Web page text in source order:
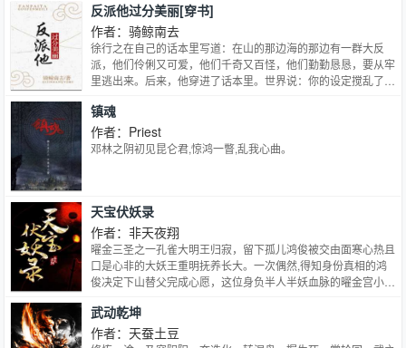
一个人么！这时候，还是小屁孩的最终BOSS魂天帝屁颠屁颠地
走来，开心地说：师傅，我成为斗者啦！-------------一个穿越成
了最终反派BOSS师傅的人调戏其他七族和萧炎的故事
反派他过分美丽[穿书]
作者：骑鲸南去
徐行之在自己的话本里写道：在山的那边海的那边有一群大反
派，他们伶俐又可爱，他们千奇又百怪，他们勤勤恳恳，要从牢
里逃出来。后来，他穿进了话本里。世界说：你的设定搅乱了世
行之说：对不起，我只是一条咸鱼。世界说：没关系，反派是你
亲手宠大的师弟，他最听你的话了。徐行之：……我没写过这样
的设定。boss温柔脸：师兄兄，你喜欢这条金锁链，还是这条
句话简介：十年饮冰，难凉热血。…
镇魂
作者：Priest
邓林之阴初见昆仑君,惊鸿一瞥,乱我心曲。
天宝伏妖录
作者：非天夜翔
曜金三圣之一孔雀大明王归寂，留下孤儿鸿俊被交由面寒心热且
口是心非的大妖王重明抚养长大。一次偶然,得知身份真相的鸿
俊决定下山替父完成心愿，这位身负半人半妖血脉的曜金宫小殿
与诸位伙伴齐聚驱魔司。当祥瑞体质的小殿下遇上自带倒霉体质
的李景珑，一场鸡飞狗跳、惊心动魄的降妖生活就此拉开序幕！
武动乾坤
作者：天蚕土豆